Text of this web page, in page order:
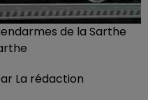
de la Sarthe
La rédaction